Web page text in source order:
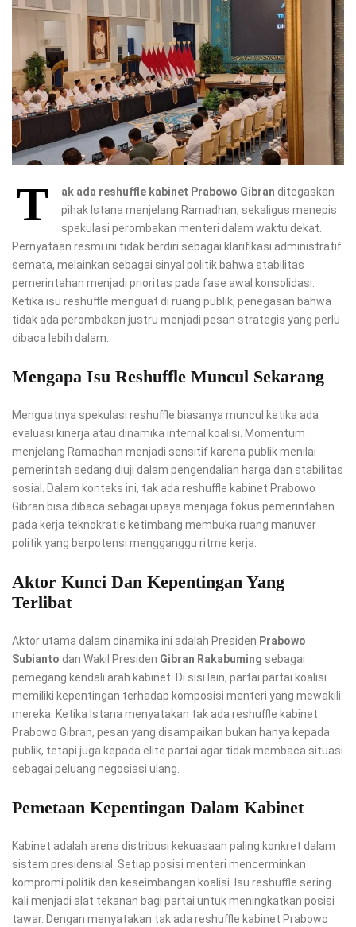
T ak ada reshuffle kabinet Prabowo Gibran ditegaskan
pihak Istana menjelang Ramadhan, sekaligus menepis
spekulasi perombakan menteri dalam waktu dekat.
Pernyataan resmi ini tidak berdiri sebagai klarifikasi administratif
semata, melainkan sebagai sinyal politik bahwa stabilitas
pemerintahan menjadi prioritas pada fase awal konsolidasi.
Ketika isu reshuffle menguat di ruang publik, penegasan bahwa
tidak ada perombakan justru menjadi pesan strategis yang perlu
dibaca lebih dalam.
Mengapa Isu Reshuffle Muncul Sekarang
Menguatnya spekulasi reshuffle biasanya muncul ketika ada
evaluasi kinerja atau dinamika internal koalisi. Momentum
menjelang Ramadhan menjadi sensitif karena publik menilai
pemerintah sedang diuji dalam pengendalian harga dan stabilitas
sosial. Dalam konteks ini, tak ada reshuffle kabinet Prabowo
Gibran bisa dibaca sebagai upaya menjaga fokus pemerintahan
pada kerja teknokratis ketimbang membuka ruang manuver
politik yang berpotensi mengganggu ritme kerja.
Aktor Kunci Dan Kepentingan Yang
Terlibat
Aktor utama dalam dinamika ini adalah Presiden Prabowo
Subianto dan Wakil Presiden Gibran Rakabuming sebagai
pemegang kendali arah kabinet. Di sisi lain, partai partai koalisi
memiliki kepentingan terhadap komposisi menteri yang mewakili
mereka. Ketika Istana menyatakan tak ada reshuffle kabinet
Prabowo Gibran, pesan yang disampaikan bukan hanya kepada
publik, tetapi juga kepada elite partai agar tidak membaca situasi
sebagai peluang negosiasi ulang.
Pemetaan Kepentingan Dalam Kabinet
Kabinet adalah arena distribusi kekuasaan paling konkret dalam
sistem presidensial. Setiap posisi menteri mencerminkan
kompromi politik dan keseimbangan koalisi. Isu reshuffle sering
kali menjadi alat tekanan bagi partai untuk meningkatkan posisi
tawar. Dengan menyatakan tak ada reshuffle kabinet Prabowo